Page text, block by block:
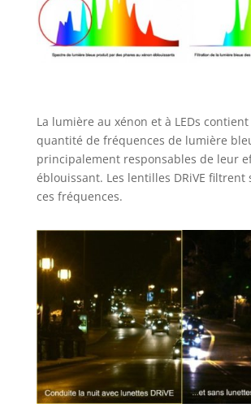
La lumière au xénon et à LEDs
quantité de fréquences de lumière
principalement responsables de leur
éblouissant. Les lentilles DRiVE filtrent
ces fréquences.